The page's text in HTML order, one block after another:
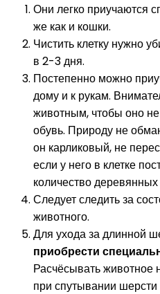
Они легко приучаются
же как и кошки.
Чистить клетку нужно
в 2-3 дня.
Постепенно можно
дому и к рукам.
животным, чтобы оно
обувь. Природу не
он карликовый, не
если у него в клетке
количество деревянных
Следует следить за
животного.
Для ухода за длинной
приобрести
Расчёсывать животное
при спутывании